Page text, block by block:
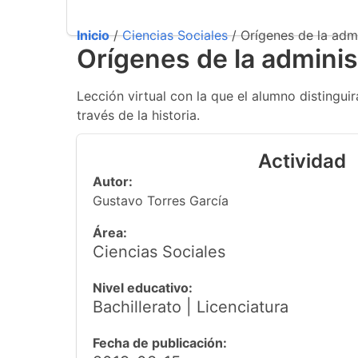
Inicio/Ciencias Sociales/ Orígenes de la
Orígenes de la
Lección virtual con la que el alumno
través de la historia.
Actividad
Autor:
Gustavo Torres García
Área:
Ciencias Sociales
Nivel educativo:
Bachillerato | Licenciatura
Fecha de publicación: